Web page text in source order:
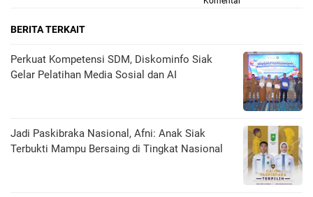
BERITA TERKAIT
Perkuat Kompetensi SDM, Diskominfo Siak
Gelar Pelatihan Media Sosial dan AI
Jadi Paskibraka Nasional, Afni: Anak Siak
Terbukti Mampu Bersaing di Tingkat Nasional